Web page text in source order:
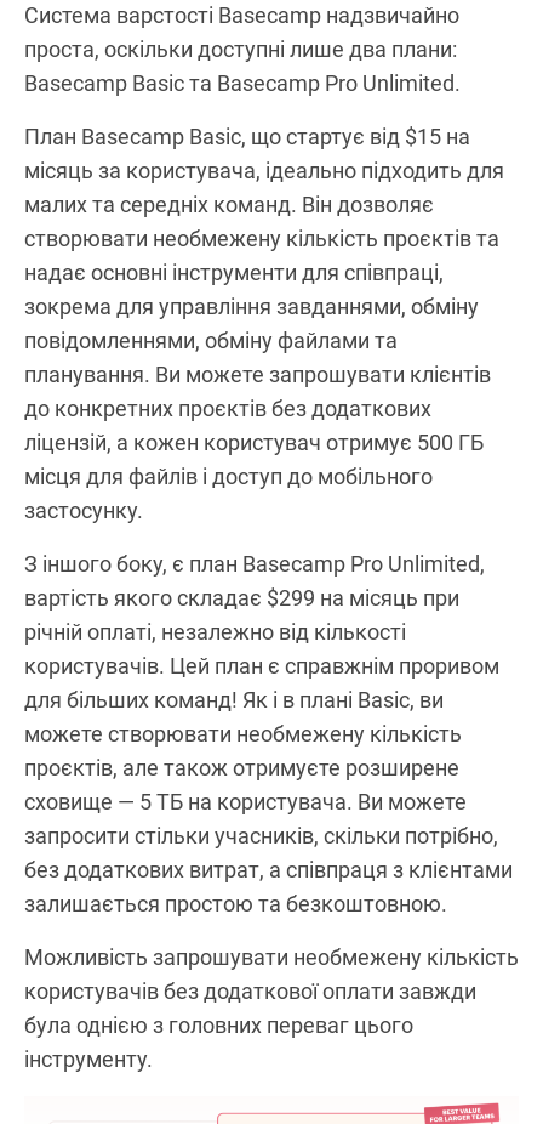
Система варстості Basecamp надзвичайно
проста, оскільки доступні лише два плани:
Basecamp Basic та Basecamp Pro Unlimited.
План Basecamp Basic, що стартує від $15 на
місяць за користувача, ідеально підходить для
малих та середніх команд. Він дозволяє
створювати необмежену кількість проєктів та
надає основні інструменти для співпраці,
зокрема для управління завданнями, обміну
повідомленнями, обміну файлами та
планування. Ви можете запрошувати клієнтів
до конкретних проєктів без додаткових
ліцензій, а кожен користувач отримує 500 ГБ
місця для файлів і доступ до мобільного
застосунку.
З іншого боку, є план Basecamp Pro Unlimited,
вартість якого складає $299 на місяць при
річній оплаті, незалежно від кількості
користувачів. Цей план є справжнім проривом
для більших команд! Як і в плані Basic, ви
можете створювати необмежену кількість
проєктів, але також отримуєте розширене
сховище — 5 ТБ на користувача. Ви можете
запросити стільки учасників, скільки потрібно,
без додаткових витрат, а співпраця з клієнтами
залишається простою та безкоштовною.
Можливість запрошувати необмежену кількість
користувачів без додаткової оплати завжди
була однією з головних переваг цього
інструменту.